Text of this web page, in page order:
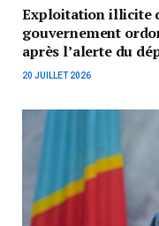
Exploitation illicite
gouvernement
après l’alerte du
20 JUILLET 2026